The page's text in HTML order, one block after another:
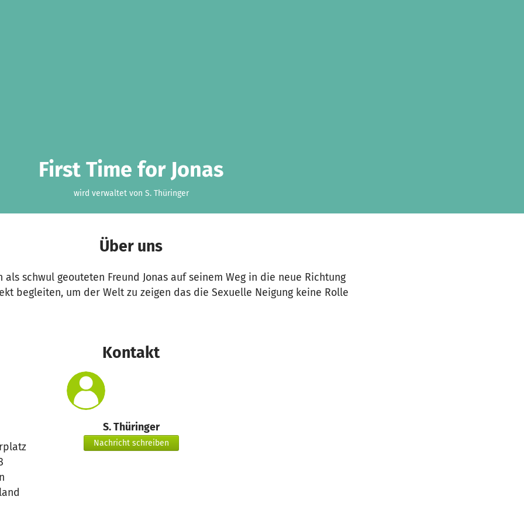
First Time for Jonas
wird verwaltet von S. Thüringer
Über uns
als schwul geouteten Freund Jonas auf seinem Weg in die neue Richtung
begleiten, um der Welt zu zeigen das die Sexuelle Neigung keine Rolle
Kontakt
S. Thüringer
Nachricht schreiben